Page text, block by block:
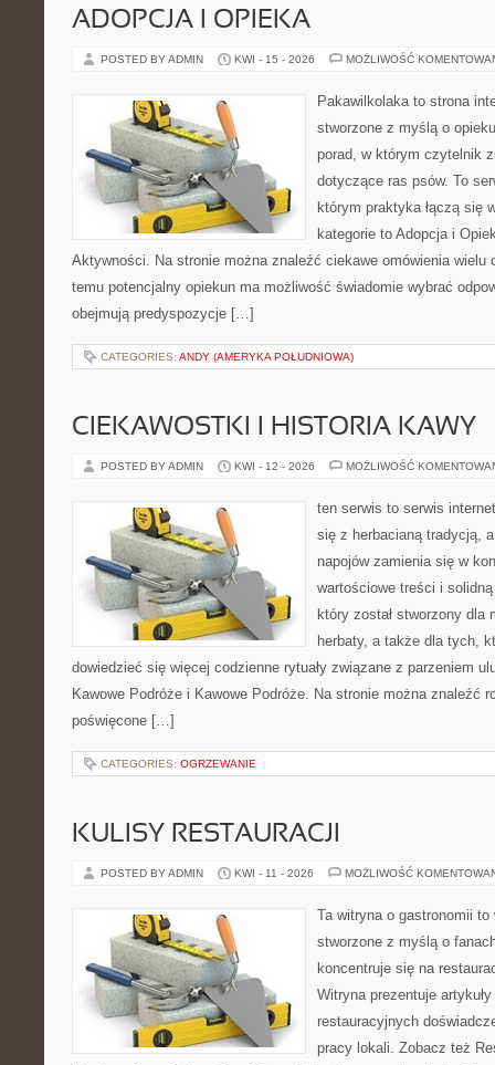
ADOPCJA I OPIEKA
POSTED BY ADMIN KWI - 15 - 2026 MOŻLIWOŚĆ
Pakawilkolaka to strona
stworzone z myślą o
porad, w którym czytelnik
dotyczące ras psów. To
którym praktyka łączą się
kategorie to Adopcja i
Aktywności. Na stronie można znaleźć ciekawe omówienia wielu
temu potencjalny opiekun ma możliwość świadomie wybrać
obejmują predyspozycje […]
CATEGORIES: ANDY (AMERYKA POŁUDNIOWA)
CIEKAWOSTKI I HISTORIA KAWY
POSTED BY ADMIN KWI - 12 - 2026 MOŻLIWOŚĆ
ten serwis to serwis
się z herbacianą tradycją,
napojów zamienia się w
wartościowe treści i
który został stworzony dla
herbaty, a także dla tych,
dowiedzieć się więcej codzienne rytuały związane z parzeniem
Kawowe Podróże i Kawowe Podróże. Na stronie można znaleźć
poświęcone […]
CATEGORIES: OGRZEWANIE
KULISY RESTAURACJI
POSTED BY ADMIN KWI - 11 - 2026 MOŻLIWOŚĆ
Ta witryna o gastronomii
stworzone z myślą o
koncentruje się na
Witryna prezentuje
restauracyjnych
pracy lokali. Zobacz też